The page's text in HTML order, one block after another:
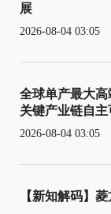
展
2026-08-04 03:05
全球单产最大
关键产业链自
2026-08-04 03:05
【新知解码】